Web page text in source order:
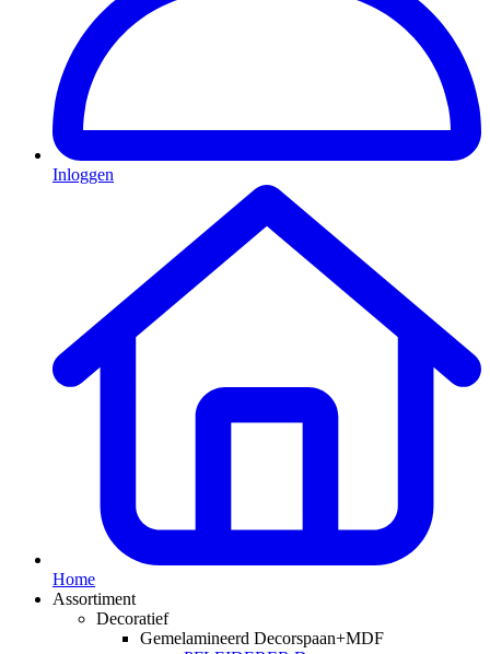
Inloggen
Home
Assortiment
Decoratief
Gemelamineerd Decorspaan+MDF